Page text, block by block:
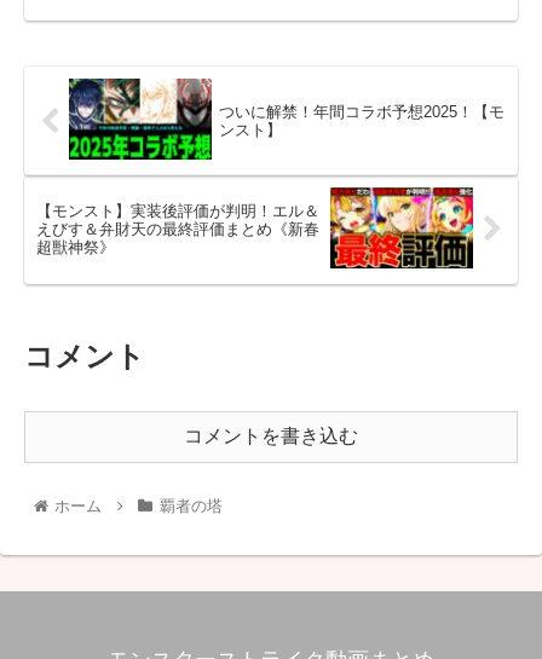
ついに解禁！年間コラボ予想2025！【モ
ンスト】
【モンスト】実装後評価が判明！エル＆
えびす＆弁財天の最終評価まとめ《新春
超獣神祭》
コメント
コメントを書き込む
ホーム 覇者の塔